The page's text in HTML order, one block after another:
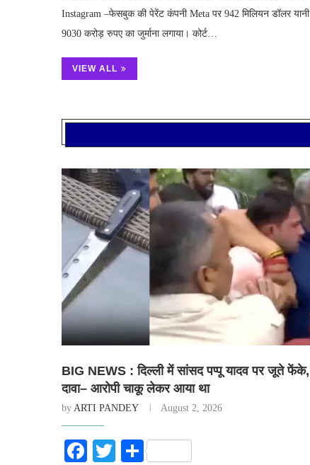
Instagram –फेसबुक की पेरेंट कंपनी Meta पर 942 मिलियन डॉलर यानी
9030 करोड़ रुपए का जुर्माना लगाया। कोर्ट…
VIEW ALL
BIG NEWS : दिल्ली में सांसद पप्पू यादव पर जूते फेंके,
दावा– आरोपी चाकू लेकर आया था
by ARTI PANDEY August 2, 2026
Facebook
Twitter
Share